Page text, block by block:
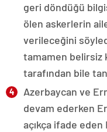
geri döndüğü
ölen askerlerin
verileceğini
tamamen belirsiz
tarafından bile
Azerbaycan ve
devam ederken
açıkça ifade